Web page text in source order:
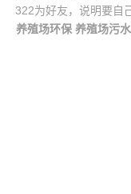
322为好友，说明要自
养殖场环保 养殖场污